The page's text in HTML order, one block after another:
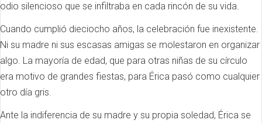
odio silencioso que se infiltraba en cada rincón de su vida.
Cuando cumplió dieciocho años, la celebración fue inexistente.
Ni su madre ni sus escasas amigas se molestaron en organizar
algo. La mayoría de edad, que para otras niñas de su círculo
era motivo de grandes fiestas, para Érica pasó como cualquier
otro día gris.
Ante la indiferencia de su madre y su propia soledad, Érica se